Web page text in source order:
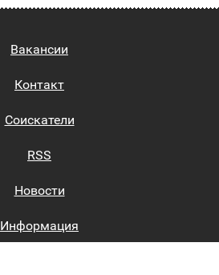
Вакансии
Контакт
Соискатели
RSS
Новости
Информация